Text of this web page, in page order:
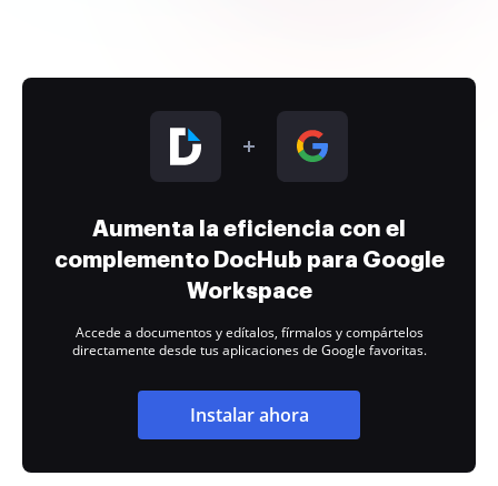
Aumenta la eficiencia con el
complemento DocHub para Google
Workspace
Accede a documentos y edítalos, fírmalos y compártelos
directamente desde tus aplicaciones de Google favoritas.
Instalar ahora